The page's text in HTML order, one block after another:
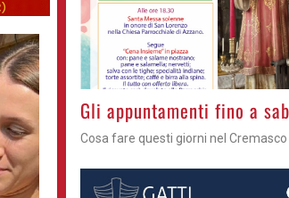
Casale Cremasco - Arriva il
Manumagic anima il quinto